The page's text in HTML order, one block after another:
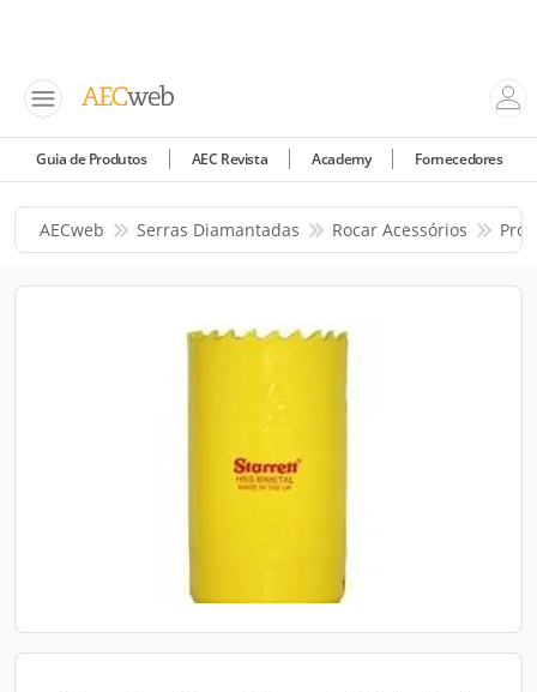
Guia de Produtos AEC Revista Academy Fornecedores
AECweb Serras Diamantadas Rocar Acessórios